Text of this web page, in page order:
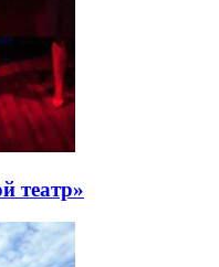
театр»